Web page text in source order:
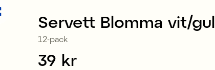
Servett Blomma vit/gul
12-pack
Pris:39 kr
39 kr